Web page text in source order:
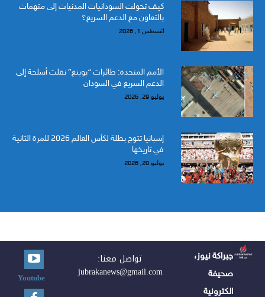
كيف تحولت السودانيات المدنيات إلى متهمات
بالتعاون مع الدعم السريع؟
أغسطس 1, 2026
الأمم المتحدة: طائرات “بوينغ” نقلت أسلحة إلى
الدعم السريع في السودان
يوليو 29, 2026
إسبانيا تتوج بطلة لكأس العالم 2026 للمرة الثانية
في تاريخها
يوليو 20, 2026
جبراكة نيوز،
صحيفة
الكترونية
تواصل معنا:
jubrakanews@gmail.com
Youtube